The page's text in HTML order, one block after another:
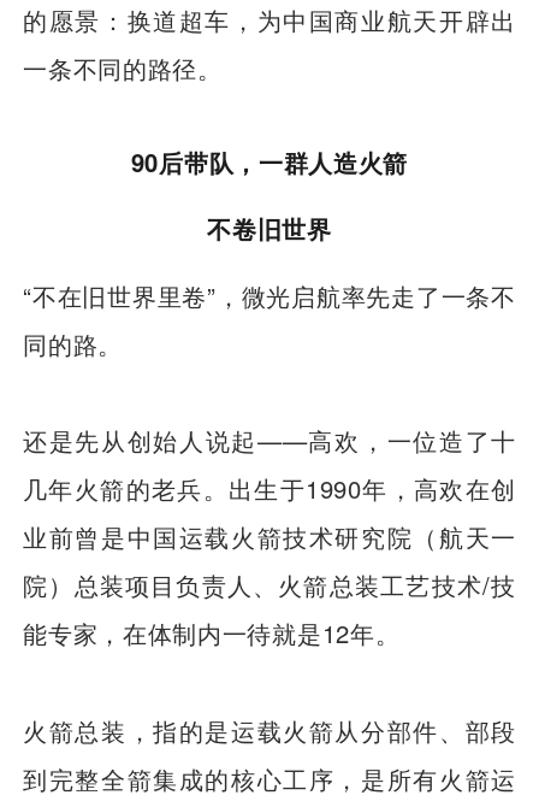
的愿景：换道超车，为中国商业航天开辟出
一条不同的路径。
90后带队，一群人造火箭
不卷旧世界
“不在旧世界里卷”，微光启航率先走了一条不
同的路。
还是先从创始人说起——高欢，一位造了十
几年火箭的老兵。出生于1990年，高欢在创
业前曾是中国运载火箭技术研究院（航天一
院）总装项目负责人、火箭总装工艺技术/技
能专家，在体制内一待就是12年。
火箭总装，指的是运载火箭从分部件、部段
到完整全箭集成的核心工序，是所有火箭运